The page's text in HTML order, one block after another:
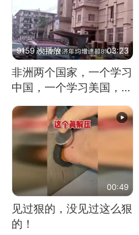
9159 次播放 03:23
非洲两个国家，一个学习
中国，一个学习美国，结
果怎么样了？
00:49
见过狠的，没见过这么狠
的！